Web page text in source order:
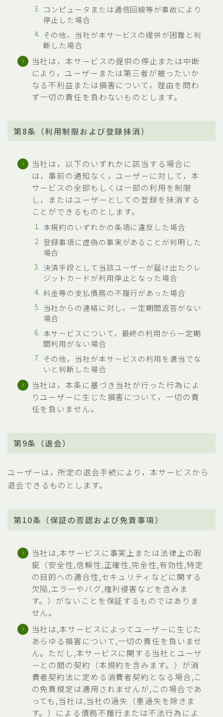
コンピュータまたは通信回線等が事故により
停止した場合
その他，当社が本サービスの提供が困難と判
断した場合
当社は，本サービスの提供の停止または中断
により，ユーザーまたは第三者が被ったいか
なる不利益または損害について，理由を問わ
ず一切の責任を負わないものとします。
第8条（利用制限および登録抹消）
当社は，以下のいずれかに該当する場合に
は，事前の通知なく，ユーザーに対して，本
サービスの全部もしくは一部の利用を制限
し，またはユーザーとしての登録を抹消する
ことができるものとします。
本規約のいずれかの条項に違反した場合
登録事項に虚偽の事実があることが判明した
場合
決済手段として当該ユーザーが届け出たクレ
ジットカードが利用停止となった場合
料金等の支払債務の不履行があった場合
当社からの連絡に対し，一定期間返答がない
場合
本サービスについて，最終の利用から一定期
間利用がない場合
その他，当社が本サービスの利用を適当でな
いと判断した場合
当社は，本条に基づき当社が行った行為によ
りユーザーに生じた損害について，一切の責
任を負いません。
第9条（退会）
ユーザーは，所定の退会手続により，本サービスから
退会できるものとします。
第10条（保証の否認および免責事項）
当社は,本サービスに事実上または法律上の瑕
疵（安全性,信頼性,正確性,完全性,有効性,特定
の目的への適合性,セキュリティなどに関する
欠陥,エラーやバグ,権利侵害などを含みま
す。）がないことを保証するものではありま
せん。
当社は,本サービスによってユーザーに生じた
あらゆる損害について,一切の責任を負いませ
ん。ただし,本サービスに関する当社とユーザ
ーとの間の契約（本規約を含みます。）が消
費者契約法に定める消費者契約となる場合,こ
の免責規定は適用されませんが,この場合であ
っても,当社は,当社の過失（重過失を除きま
す。）による債務不履行または不法行為によ